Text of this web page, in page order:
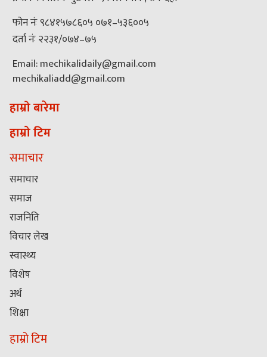
फोन नंः ९८४१५७८६०५ ०७१–५३६००५
दर्ता नंः २२३१/०७४–७५
Email: mechikalidaily@gmail.com
mechikaliadd@gmail.com
हाम्रो बारेमा
हाम्रो टिम
समाचार
समाचार
समाज
राजनिति
विचार लेख
स्वास्थ्य
विशेष
अर्थ
शिक्षा
हाम्रो टिम